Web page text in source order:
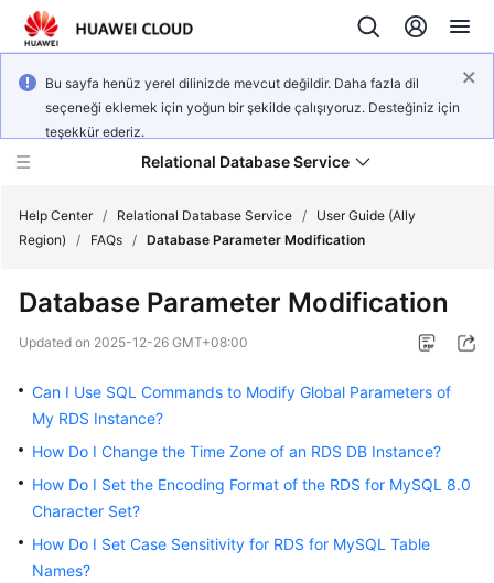
Bu sayfa henüz yerel dilinizde mevcut değildir. Daha fazla dil
seçeneği eklemek için yoğun bir şekilde çalışıyoruz. Desteğiniz için
teşekkür ederiz.
Relational Database Service
Service
Billing
Started
Kernels
Help Center / Relational Database Service /
User Guide (Ally
Region)
/ FAQs / Database Parameter Modification
Database Parameter Modification
Updated on 2025-12-26 GMT+08:00
Can I Use SQL Commands to Modify Global Parameters of
My RDS Instance?
How Do I Change the Time Zone of an RDS DB Instance?
How Do I Set the Encoding Format of the RDS for MySQL 8.0
Character Set?
How Do I Set Case Sensitivity for RDS for MySQL Table
Names?